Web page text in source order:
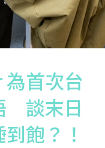
首次台
談末日
飽？！